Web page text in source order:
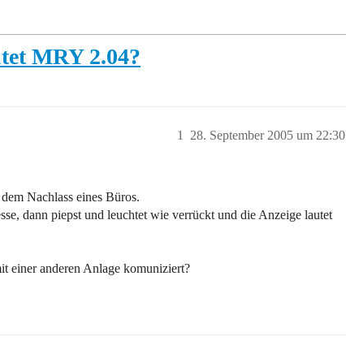
MRY 2.04?
28. September 2005 um 22:30
1
Nachlass eines Büros.
dann piepst und leuchtet wie verrückt und die Anzeige lautet
einer anderen Anlage komuniziert?